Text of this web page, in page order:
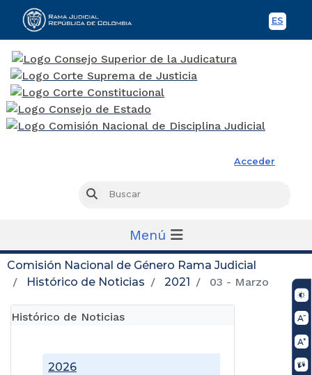
ES
Acceder
Buscar
Menú
Comisión Nacional de Género Rama Judicial
Histórico de Noticias
2021 03 - Marzo
Histórico de Noticias
2026